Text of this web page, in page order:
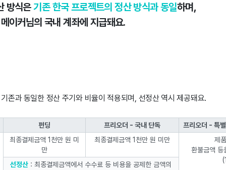
방식은기존 한국 프로젝트의 정산 방식과 동일하며,
이커님의 국내 계좌에 지급돼요.
존과 동일한 정산 주기와 비율이 적용되며, 선정산 역시 제공돼요.
펀딩 프리오더 - 국내 단독
프리오더 - 특
최종결제금액 1천만 원 미
만
최종결제금액 1천만 원 미만
제
환불금액 등
선정산 : 최종결제금액에서 수수료 등 비용을 공제한 금액의